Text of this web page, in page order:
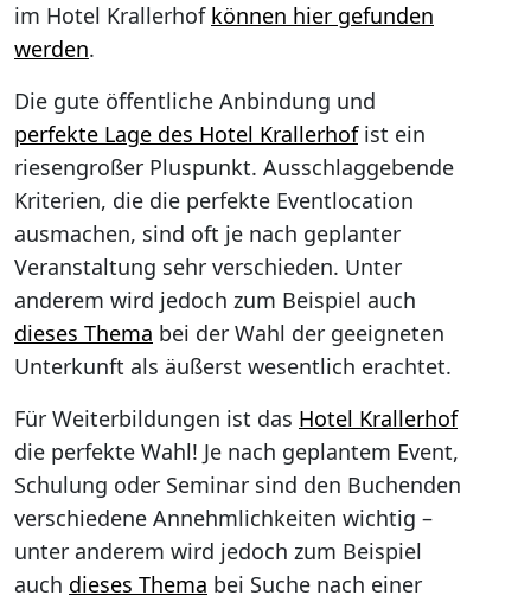
im Hotel Krallerhof können hier gefunden
werden.
Die gute öffentliche Anbindung und
perfekte Lage des Hotel Krallerhofist ein
riesengroßer Pluspunkt. Ausschlaggebende
Kriterien, die die perfekte Eventlocation
ausmachen, sind oft je nach geplanter
Veranstaltung sehr verschieden. Unter
anderem wird jedoch zum Beispiel auch
dieses Thema bei der Wahl der geeigneten
Unterkunft als äußerst wesentlich erachtet.
Für Weiterbildungen ist das Hotel Krallerhof
die perfekte Wahl! Je nach geplantem Event,
Schulung oder Seminar sind den Buchenden
verschiedene Annehmlichkeiten wichtig –
unter anderem wird jedoch zum Beispiel
auch dieses Thema bei Suche nach einer